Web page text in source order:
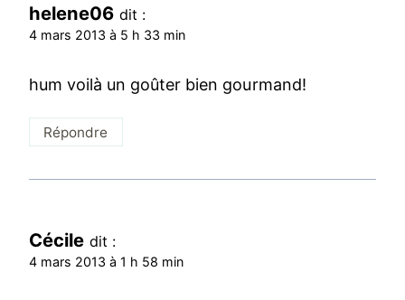
helene06 dit :
4 mars 2013 à 5 h 33 min
hum voilà un goûter bien gourmand!
Répondre
Cécile dit :
4 mars 2013 à 1 h 58 min